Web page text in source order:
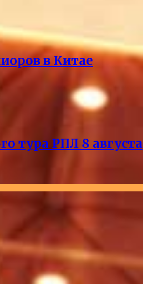
в Китае
тура РПЛ 8 августа